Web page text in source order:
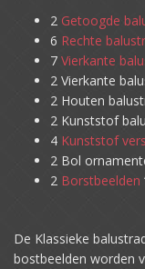
2 Getoogde
6 Rechte
7 Vierkante
2 Vierkante
2 Houten
2 Kunststof
4 Kunststof
2 Bol
2 Borstbeelden
De Klassieke
bostbeelden worden